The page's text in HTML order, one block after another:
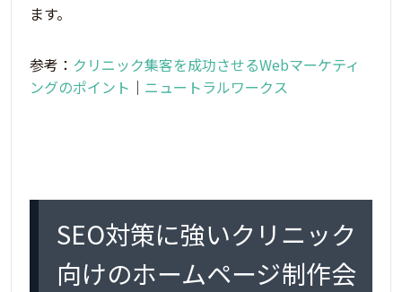
ます。
参考： クリニック集客を成功させるWebマーケティ
ングのポイント ｜ ニュートラルワークス
SEO対策に強いクリニック
向けのホームページ制作会